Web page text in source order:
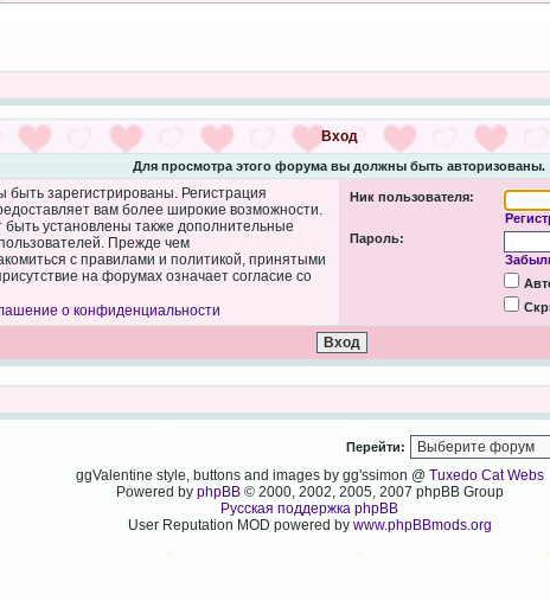
Вход
Для просмотра этого форума вы должны быть авторизованы.
зарегистрированы. Регистрация
вам более широкие возможности.
установлены также дополнительные
Прежде чем
с правилами и политикой, принятыми
на форумах означает согласие со
о конфиденциальности
Ник пользователя:
Пароль:
Перейти:
ggValentine style, buttons and images by gg'ssimon @ Tuxedo Cat Webs
Powered by phpBB© 2000, 2002, 2005, 2007 phpBB Group
Русская поддержка phpBB
User Reputation MOD powered by www.phpBBmods.org